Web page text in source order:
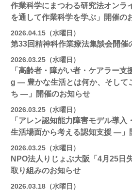
作業科学にまつわる研究法オンラ
を通して作業科学を学ぶ」開催の
2026.04.15（水曜日）
第33回精神科作業療法集談会開催
2026.03.25（水曜日）
「高齢者・障がい者・ケアラー
g ― 豊かな生活とは何か、そして
ち ―」開催のお知らせ
2026.03.25（水曜日）
「アレン認知能力障害モデル導
生活場面から考える認知支援 ―」
2026.03.25（水曜日）
NPO法人りじょぶ大阪「4月25日
取り組みのお知らせ
2026.03.18（水曜日）